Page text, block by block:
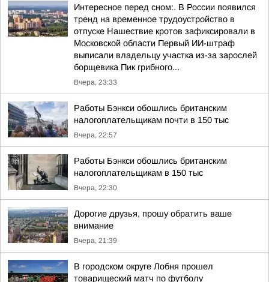
Интересное перед сном:. В России появился
тренд на временное трудоустройство в
отпуске Нашествие кротов зафиксировали в
Московской области Первый ИИ-штраф
выписали владельцу участка из-за зарослей
борщевика Пик грибного...
Вчера, 23:33
Работы Бэнкси обошлись британским
налогоплательщикам почти в 150 тыс
Вчера, 22:57
Работы Бэнкси обошлись британским
налогоплательщикам в 150 тыс
Вчера, 22:30
Дорогие друзья, прошу обратить ваше
внимание
Вчера, 21:39
В городском округе Лобня прошел
товарищеский матч по футболу